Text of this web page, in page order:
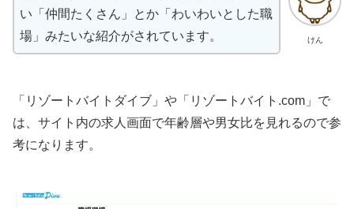
けん
い「仲間たくさん」とか「わいわいとした職
場」みたいな紹介がされています。
「リゾートバイトダイブ」や「リゾートバイト.com」で
は、サイト内の求人画面で年齢層や男女比を見れるので参
考になります。